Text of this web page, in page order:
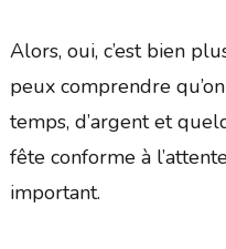
Alors, oui, c’est bien
peux comprendre
temps, d’argent et
fête conforme à
important.